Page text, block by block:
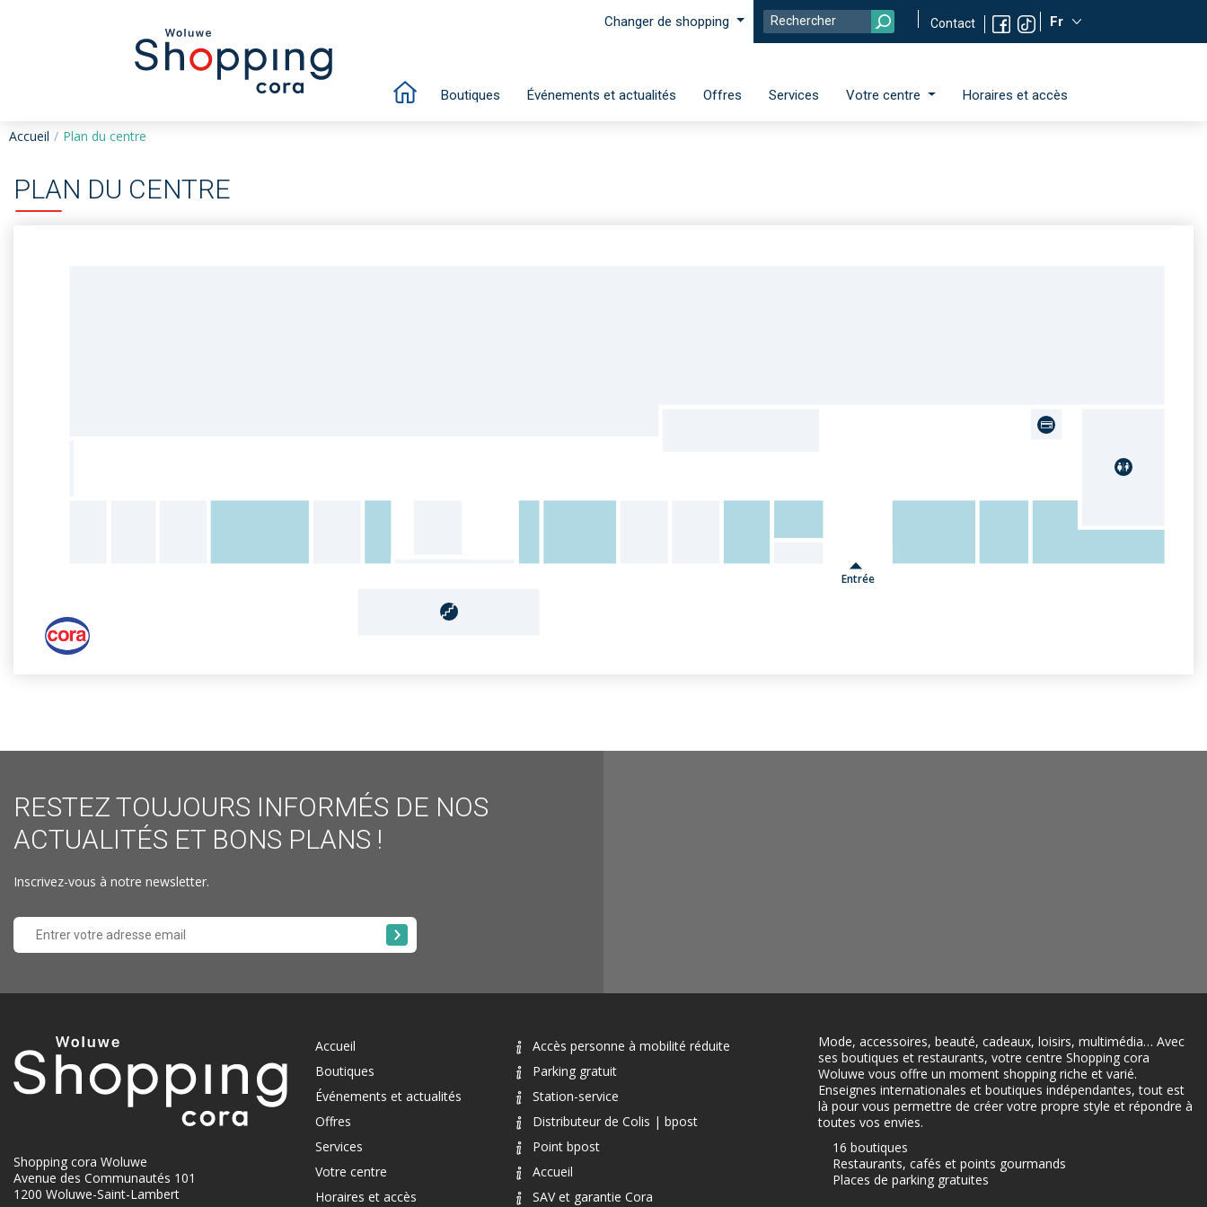
Changer de shopping Contact Fr
Boutiques Événements et actualités Offres Services Votre centre Horaires et accès
Accueil Plan du centre
PLAN DU CENTRE
Entrée
RESTEZ TOUJOURS INFORMÉS DE NOS
ACTUALITÉS ET BONS PLANS !
Inscrivez-vous à notre newsletter.
Shopping cora Woluwe
Avenue des Communautés 101
1200 Woluwe-Saint-Lambert
Accueil
Boutiques
Événements et actualités
Offres
Services
Votre centre
Horaires et accès
Accès personne à mobilité réduite
Parking gratuit
Station-service
Distributeur de Colis | bpost
Point bpost
Accueil
SAV et garantie Cora
Mode, accessoires, beauté, cadeaux, loisirs, multimédia… Avec
ses boutiques et restaurants, votre centre Shopping cora
Woluwe vous offre un moment shopping riche et varié.
Enseignes internationales et boutiques indépendantes, tout est
là pour vous permettre de créer votre propre style et répondre à
toutes vos envies.
16 boutiques
Restaurants, cafés et points gourmands
Places de parking gratuites